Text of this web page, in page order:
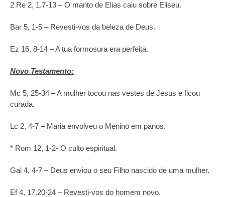
2 Re 2, 1.7‑13 – O manto de Elias caiu sobre Eliseu.
Bar 5, 1‑5 – Revesti‑vos da beleza de Deus.
Ez 16, 8‑14 – A tua formosura era perfeita.
Novo Testamento:
Mc 5, 25-34 – A mulher tocou nas vestes de Jesus e ficou
curada.
Lc 2, 4‑7 – Maria envolveu o Menino em panos.
* Rom 12, 1‑2- O culto espiritual.
Gal 4, 4-7 – Deus enviou o seu Filho nascido de uma mulher.
Ef 4, 17.20‑24 – Revesti-vos do homem novo.